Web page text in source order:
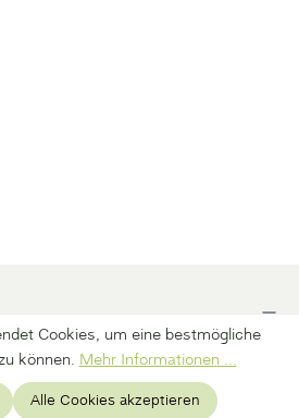
Cookies, um eine bestmögliche
können. Mehr Informationen ...
Alle Cookies akzeptieren